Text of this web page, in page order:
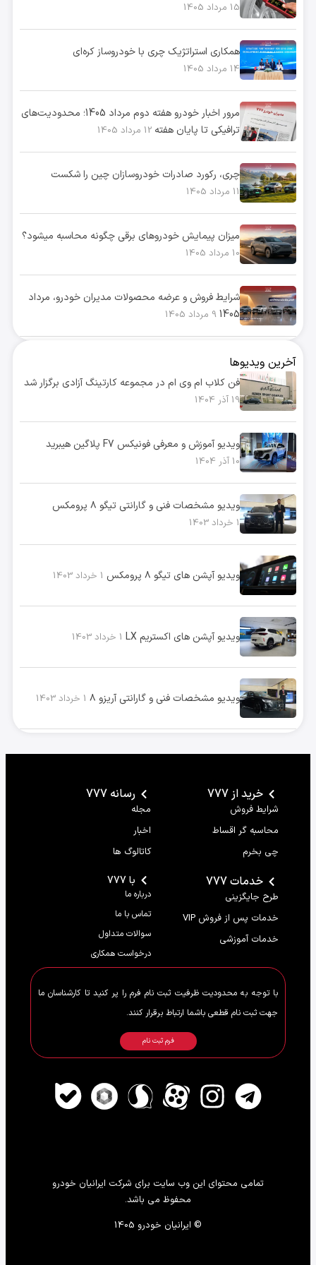
15 مرداد 1405
همکاری استراتژیک چری با خودروساز کره‌ای
14 مرداد 1405
مرور اخبار خودرو هفته دوم مرداد 1405؛ محدودیت‌های
ترافیکی تا پایان هفته 12 مرداد 1405
چری، رکورد صادرات خودروسازان چین را شکست
11 مرداد 1405
میزان پیمایش خودروهای برقی چگونه محاسبه میشود؟
10 مرداد 1405
شرایط فروش و عرضه محصولات مدیران خودرو، مرداد
1405 9 مرداد 1405
آخرین ویدیوها
فن کلاب ام وی ام در مجموعه کارتینگ آزادی برگزار شد
19 آذر 1404
ویدیو آموزش و معرفی فونیکس F7 پلاگین هیبرید
10 آذر 1404
ویدیو مشخصات فنی و گارانتی تیگو ۸ پرومکس
1 خرداد 1403
ویدیو آپشن های تیگو ۸ پرومکس 1 خرداد 1403
ویدیو آپشن های اکستریم LX 1 خرداد 1403
ویدیو مشخصات فنی و گارانتی آریزو ۸ 1 خرداد 1403
خرید از 777
شرایط فروش
محاسبه گر اقساط
چی بخرم
رسانه 777
مجله
اخبار
کاتالوگ ها
خدمات 777
طرح جایگزینی
خدمات پس از فروش VIP
خدمات آموزشی
با 777
درباره ما
تماس با ما
سوالات متداول
درخواست همکاری
با توجه به محدودیت ظرفیت ثبت نام فرم را پر کنید تا کارشناسان ما
جهت ثبت نام قطعی باشما ارتباط برقرار کنند.
فرم ثبت نام
تمامی محتوای این وب سایت برای شرکت ایرانیان خودرو
محفوظ می باشد.
© ایرانیان خودرو 1405